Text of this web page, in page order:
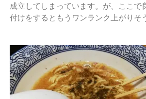
成立してしまっています。が、ここで
付けをするともうワンランク上がりそ